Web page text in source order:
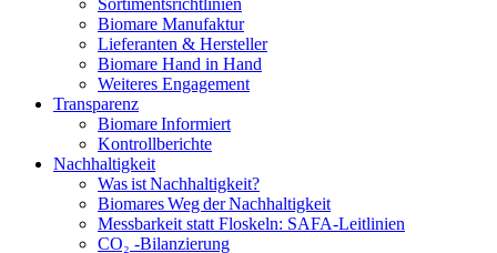
Sortimentsrichtlinien
Biomare Manufaktur
Lieferanten & Hersteller
Biomare Hand in Hand
Weiteres Engagement
Transparenz
Biomare Informiert
Kontrollberichte
Nachhaltigkeit
Was ist Nachhaltigkeit?
Biomares Weg der Nachhaltigkeit
Messbarkeit statt Floskeln: SAFA-Leitlinien
CO₂ -Bilanzierung